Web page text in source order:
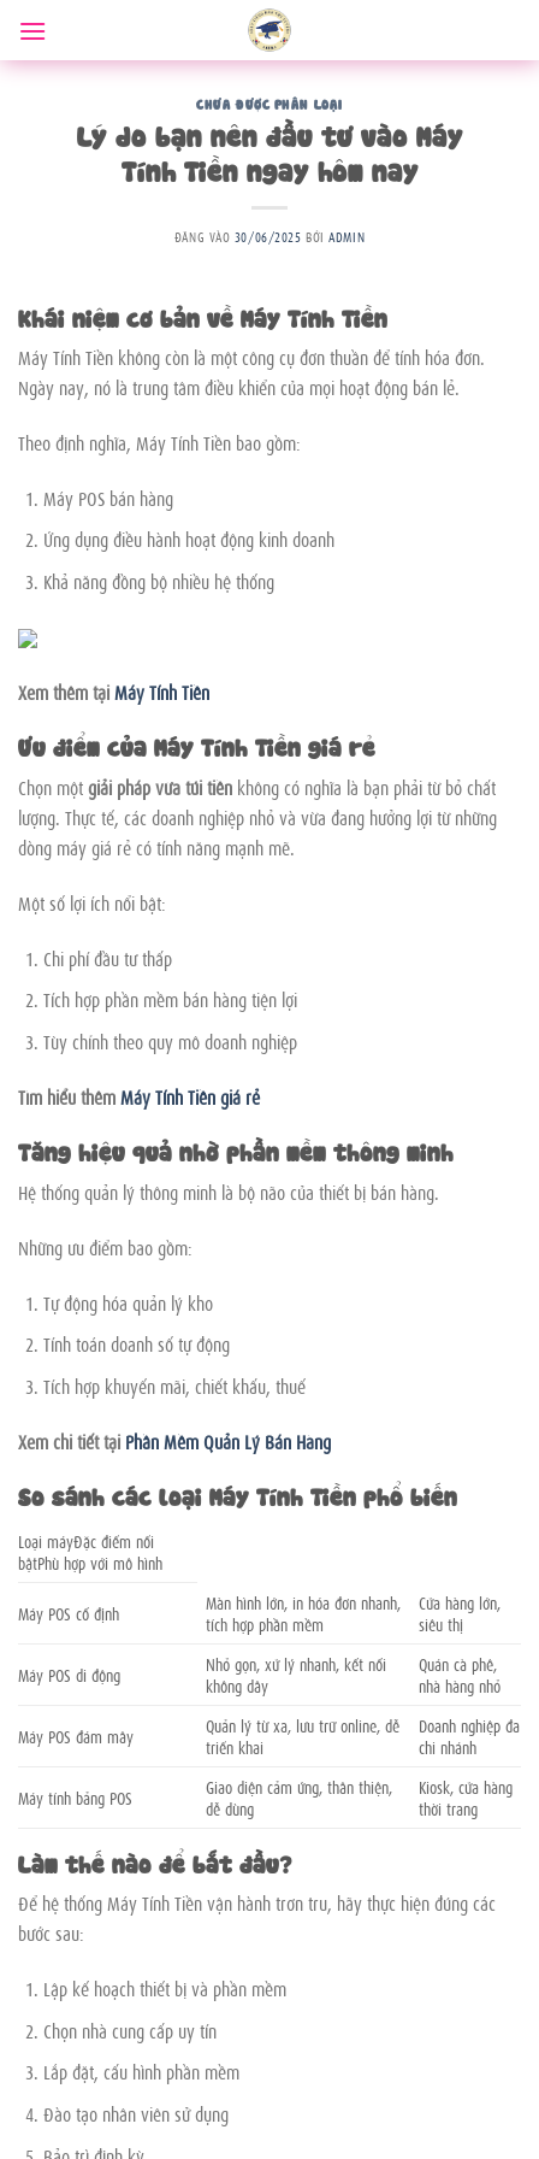
qua
nội
CHƯA ĐƯỢC PHÂN LOẠI
Lý do bạn nên đầu tư vào Máy
Tính Tiền ngay hôm nay
ĐĂNG VÀO 30/06/2025 BỞIADMIN
Khái niệm cơ bản về Máy Tính Tiền
Máy Tính Tiền không còn là một công cụ đơn thuần để tính hóa đơn.
Ngày nay, nó là trung tâm điều khiển của mọi hoạt động bán lẻ.
Theo định nghĩa, Máy Tính Tiền bao gồm:
Máy POS bán hàng
Ứng dụng điều hành hoạt động kinh doanh
Khả năng đồng bộ nhiều hệ thống
Xem thêm tạiMáy Tính Tiền
Ưu điểm của Máy Tính Tiền giá rẻ
Chọn mộtgiải pháp vừa túi tiền không có nghĩa là bạn phải từ bỏ chất
lượng. Thực tế, các doanh nghiệp nhỏ và vừa đang hưởng lợi từ những
dòng máy giá rẻ có tính năng mạnh mẽ.
Một số lợi ích nổi bật:
Chi phí đầu tư thấp
Tích hợp phần mềm bán hàng tiện lợi
Tùy chỉnh theo quy mô doanh nghiệp
Tìm hiểu thêmMáy Tính Tiền giá rẻ
Tăng hiệu quả nhờ phần mềm thông minh
Hệ thống quản lý thông minh là bộ não của thiết bị bán hàng.
Những ưu điểm bao gồm:
Tự động hóa quản lý kho
Tính toán doanh số tự động
Tích hợp khuyến mãi, chiết khấu, thuế
Xem chi tiết tại Phần Mềm Quản Lý Bán Hàng
So sánh các loại Máy Tính Tiền phổ biến
Loại máyĐặc điểm nổi
bậtPhù hợp với mô hình
Máy POS cố định
Màn hình lớn, in hóa đơn nhanh,
tích hợp phần mềm
Cửa hàng lớn,
siêu thị
Máy POS di động
Nhỏ gọn, xử lý nhanh, kết nối
không dây
Quán cà phê,
nhà hàng nhỏ
Máy POS đám mây
Quản lý từ xa, lưu trữ online, dễ
triển khai
Doanh nghiệp đa
chi nhánh
Máy tính bảng POS
Giao diện cảm ứng, thân thiện,
dễ dùng
Kiosk, cửa hàng
thời trang
Làm thế nào để bắt đầu?
Để hệ thống Máy Tính Tiền vận hành trơn tru, hãy thực hiện đúng các
bước sau:
Lập kế hoạch thiết bị và phần mềm
Chọn nhà cung cấp uy tín
Lắp đặt, cấu hình phần mềm
Đào tạo nhân viên sử dụng